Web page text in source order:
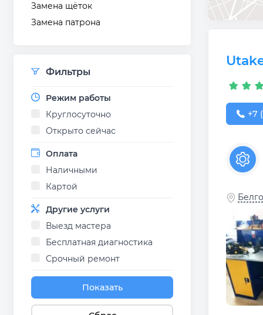
Замена щёток
Замена патрона
Фильтры
Режим работы
Круглосуточно
Открыто сейчас
Оплата
Наличными
Картой
Другие услуги
Выезд мастера
Бесплатная диагностика
Срочный ремонт
Показать
+7+7